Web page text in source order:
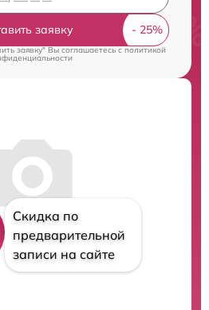
заявку
заявку" Вы соглашаетесь cполитикой
Скидка по
предварительной
записи на сайте